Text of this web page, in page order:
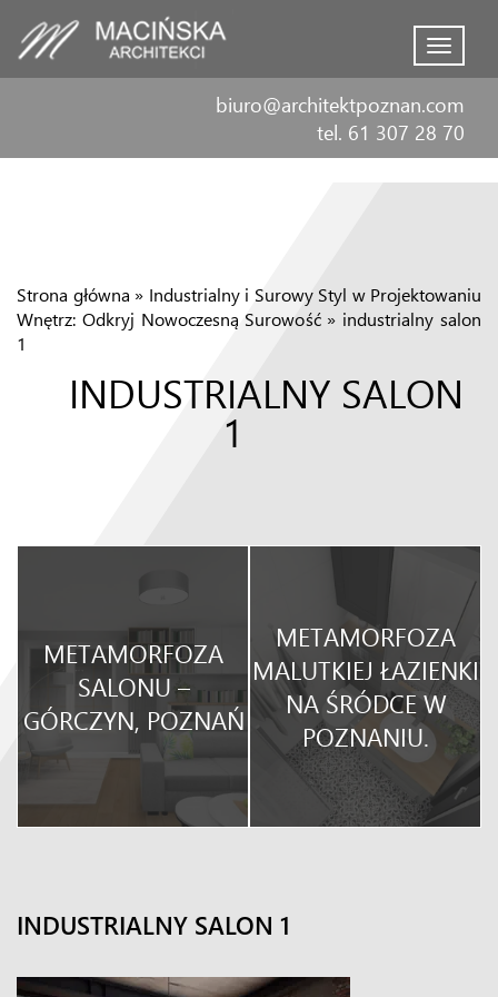
Menu
biuro@architektpoznan.com
tel. 61 307 28 70
Strona główna » Industrialny i Surowy Styl w Projektowaniu
Wnętrz: Odkryj Nowoczesną Surowość» industrialny salon
1
INDUSTRIALNY SALON
1
METAMORFOZA
SALONU –
GÓRCZYN, POZNAŃ
METAMORFOZA
MALUTKIEJ ŁAZIENKI
NA ŚRÓDCE W
POZNANIU.
INDUSTRIALNY SALON 1